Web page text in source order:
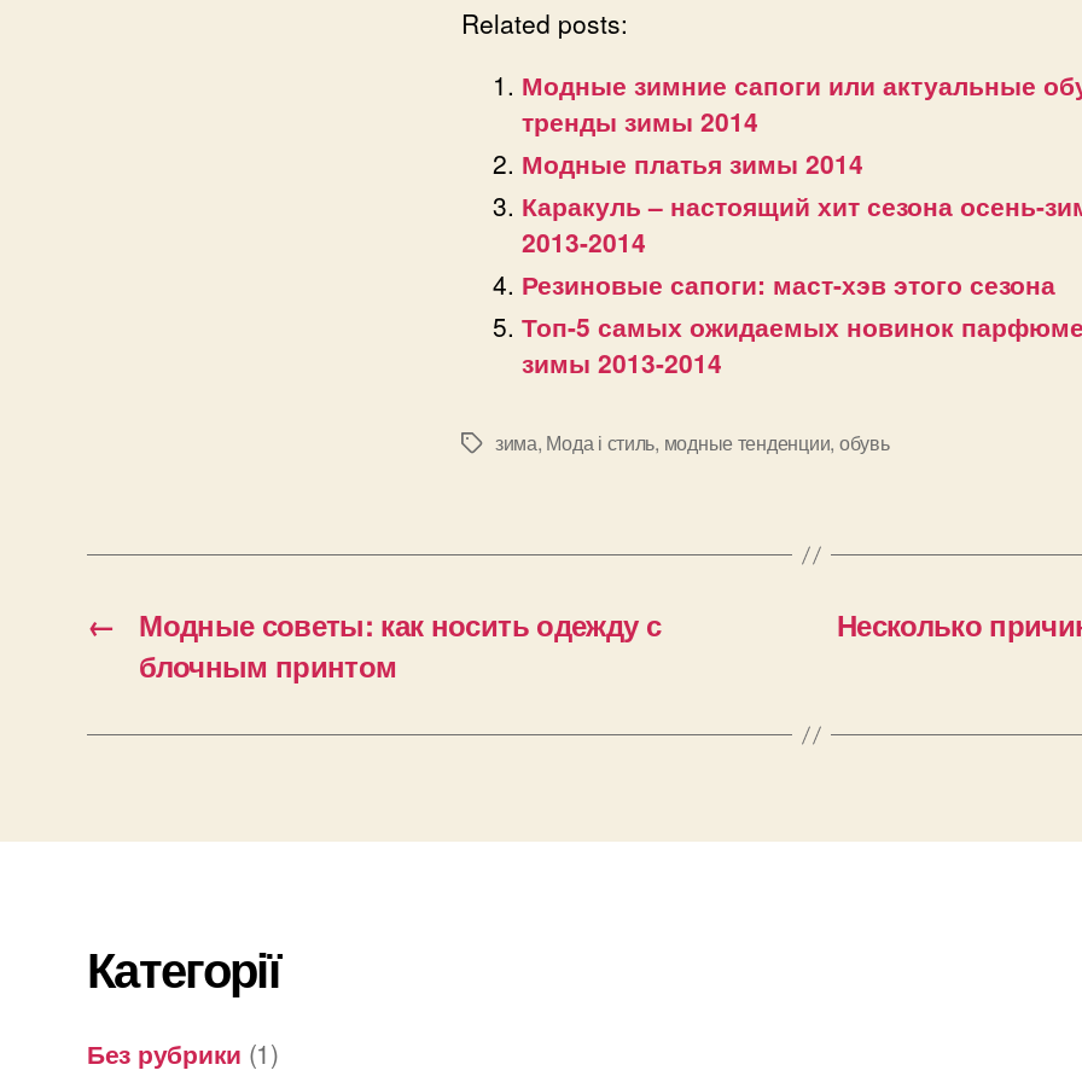
Related posts:
Модные зимние сапоги или актуальные
тренды зимы 2014
Модные платья зимы 2014
Каракуль – настоящий хит сезона осень-
2013-2014
Резиновые сапоги: маст-хэв этого сезона
Топ-5 самых ожидаемых новинок
зимы 2013-2014
Позначки
зима, Мода і стиль, модные тенденции, обувь
←
Модные советы: как носить одежду с
блочным принтом
Несколько
Категорії
Без рубрики (1)